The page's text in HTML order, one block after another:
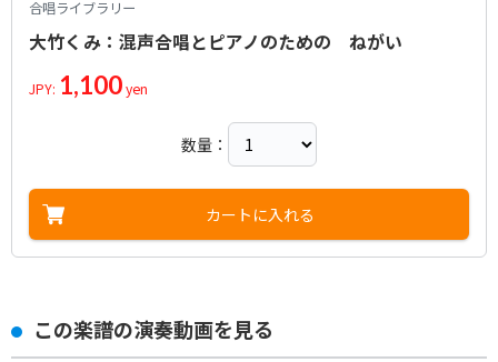
合唱ライブラリー
大竹くみ：混声合唱とピアノのための ねがい
JPY: 1,100yen
数量：
カートに入れる
この楽譜の演奏動画を見る